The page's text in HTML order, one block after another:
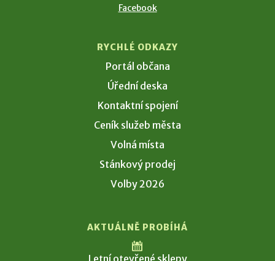
Facebook
RYCHLÉ ODKAZY
Portál občana
Úřední deska
Kontaktní spojení
Ceník služeb města
Volná místa
Stánkový prodej
Volby 2026
AKTUÁLNĚ PROBÍHÁ